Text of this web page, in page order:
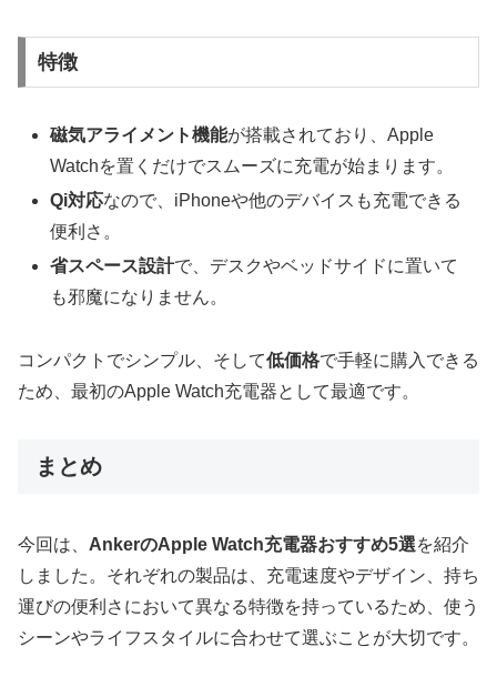
特徴
磁気アライメント機能が搭載されており、Apple
Watchを置くだけでスムーズに充電が始まります。
Qi対応なので、iPhoneや他のデバイスも充電できる
便利さ。
省スペース設計で、デスクやベッドサイドに置いて
も邪魔になりません。
コンパクトでシンプル、そして低価格で手軽に購入できる
ため、最初のApple Watch充電器として最適です。
まとめ
今回は、 AnkerのApple Watch充電器おすすめ5選を紹介
しました。それぞれの製品は、充電速度やデザイン、持ち
運びの便利さにおいて異なる特徴を持っているため、使う
シーンやライフスタイルに合わせて選ぶことが大切です。